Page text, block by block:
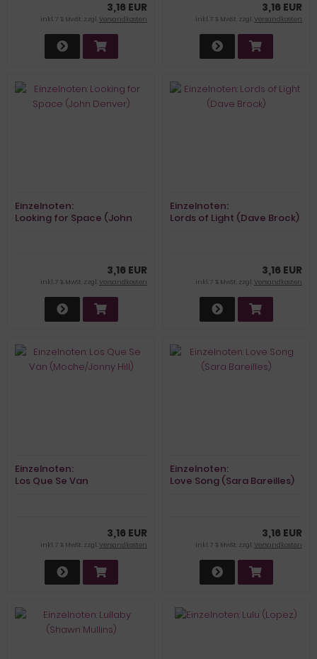
3,16 EUR
inkl. 7 % MwSt. zzgl.Versandkosten
3,16 EUR
inkl. 7 % MwSt. zzgl.Versandkosten
Einzelnoten:
Looking for Space (John
3,16 EUR
inkl. 7 % MwSt. zzgl.Versandkosten
Einzelnoten:
Lords of Light (Dave Brock)
3,16 EUR
inkl. 7 % MwSt. zzgl.Versandkosten
Einzelnoten:
Los Que Se Van
3,16 EUR
inkl. 7 % MwSt. zzgl.Versandkosten
Einzelnoten:
Love Song (Sara Bareilles)
3,16 EUR
inkl. 7 % MwSt. zzgl.Versandkosten